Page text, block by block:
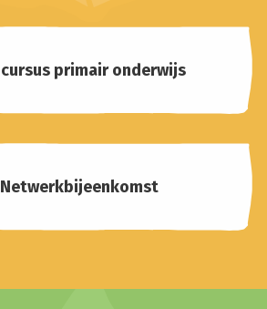
cursus primair onderwijs
Netwerkbijeenkomst